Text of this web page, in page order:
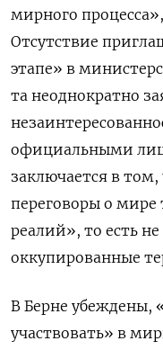
мирного
Отсутствие
этапе» в
та неоднократно
официальными
заключается в том,
переговоры о мире
реалий», то есть
оккупированные
В Берне убеждены,
участвовать» в